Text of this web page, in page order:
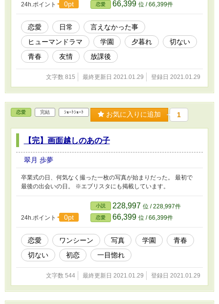
24h.ポイント 0pt 恋愛 66,399 位 / 66,399件
恋愛 日常
言えなかった事
ヒューマンドラマ
学園 夕暮れ
切ない
青春
友情 放課後
文字数 815 最終更新日 2021.01.29 登録日 2021.01.29
恋愛 完結 ｼｮｰﾄｼｮｰﾄ お気に入りに追加 1
【完】画面越しのあの子
翠月 歩夢
卒業式の日、何気なく撮った一枚の写真が始まりだった。 最初で
最後の出会いの日。 ※エブリスタにも掲載しています。
24h.ポイント 0pt
小説 228,997 位 / 228,997件
恋愛 66,399 位 / 66,399件
恋愛 ワンシーン 写真 学園
青春
切ない
初恋 一目惚れ
文字数 544 最終更新日 2021.01.29 登録日 2021.01.29